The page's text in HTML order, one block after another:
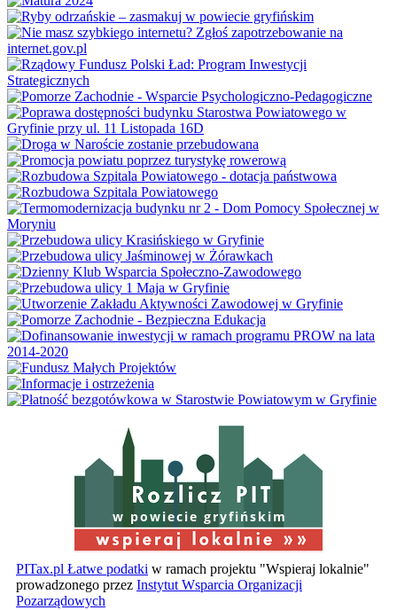
w powiecie gryfińskim
PITax.pl Łatwe podatki w ramach projektu "Wspieraj lokalnie"
prowadzonego przez Instytut Wsparcia Organizacji
Pozarządowych